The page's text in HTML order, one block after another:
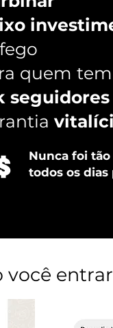
quem tem
seguidores
Nunca foi tão
todos os
você